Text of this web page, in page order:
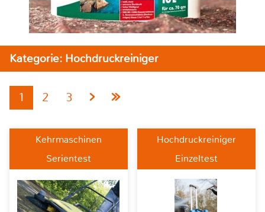
Kategorie: Hochdruckreiniger
1 2 3
Kehrmaschinen
Serientest
Hochdruckreiniger
Einzeltest